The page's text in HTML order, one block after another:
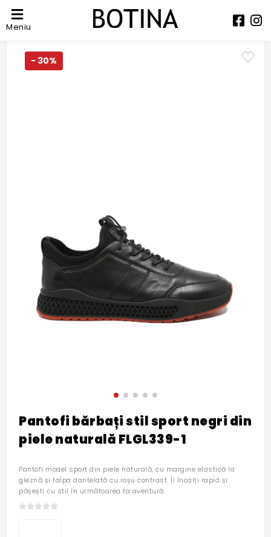
Meniu
- 30%
Pantofi bărbați stil sport negri din
piele naturală FLGL339-1
Pantofi model sport din piele naturală, cu margine elastică la
gleznă și talpa dantelată cu roșu contrast. Îi încalți rapid și
pășești cu stil în următoarea ta aventură.